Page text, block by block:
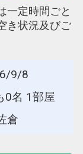
一定時間ごと
き状況及びご
9/8
0名 1部屋
倉